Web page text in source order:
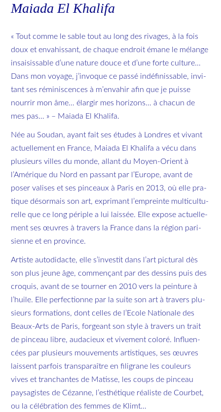
Maiada El Khalifa
« Tout comme le sable tout au long des ri­vages, à la fois
doux et en­va­his­sant, de chaque en­droit émane le mé­lange
in­sai­sis­sable d’une na­ture douce et d’une forte culture…
Dans mon voyage, j’in­voque ce passé in­dé­fi­nis­sable, in­vi­
tant ses ré­mi­nis­cences à m’en­va­hir afin que je puisse
nour­rir mon âme… élar­gir mes ho­ri­zons… à cha­cun de
mes pas… » – Maiada El Khalifa.
Née au Sou­dan, ayant fait ses études à Londres et vi­vant
ac­tuel­le­ment en France, Maiada El Khalifa a vécu dans
plu­sieurs villes du monde, al­lant du Moyen-Orient à
l’Amé­rique du Nord en pas­sant par l’Eu­rope, avant de
poser va­lises et ses pin­ceaux à Paris en 2013, où elle pra­
tique dé­sor­mais son art, ex­pri­mant l’em­preinte mul­ti­cul­tu­
relle que ce long pé­riple a lui lais­sée. Elle ex­pose ac­tuel­le­
ment ses œuvres à tra­vers la France dans la ré­gion pa­ri­
sienne et en pro­vince.
Ar­tiste au­to­di­dacte, elle s’in­ves­tit dans l’art pic­tu­ral dès
son plus jeune âge, com­men­çant par des des­sins puis des
cro­quis, avant de se tour­ner en 2010 vers la pein­ture à
l’huile. Elle per­fec­tionne par la suite son art à tra­vers plu­
sieurs for­ma­tions, dont celles de l’Ecole Na­tio­nale des
Beaux-Arts de Paris, for­geant son style à tra­vers un trait
de pin­ceau libre, au­da­cieux et vi­ve­ment co­loré. In­fluen­
cées par plu­sieurs mou­ve­ments ar­tis­tiques, ses œuvres
laissent par­fois trans­pa­raître en fi­li­grane les cou­leurs
vives et tran­chantes de Ma­tisse, les coups de pin­ceau
pay­sa­gistes de Cé­zanne, l’es­thé­tique réa­liste de Cour­bet,
ou la cé­lé­bra­tion des femmes de Klimt…